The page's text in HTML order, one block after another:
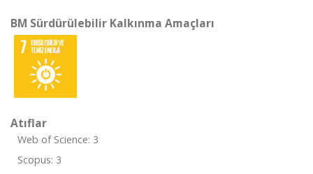
BM Sürdürülebilir Kalkınma Amaçları
Atıflar
Web of Science: 3
Scopus: 3